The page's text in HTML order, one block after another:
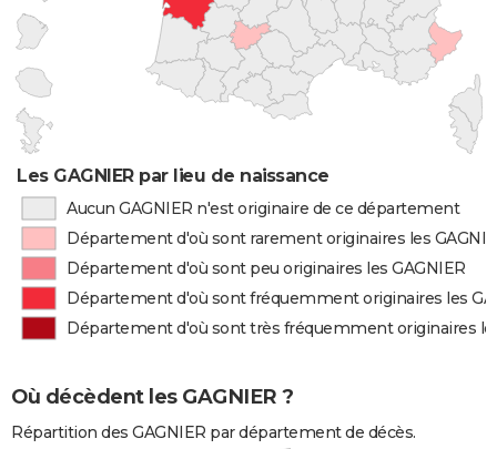
Les GAGNIER par lieu de naissance
Aucun GAGNIER n'est originaire de ce département
Département d'où sont rarement originaires les
Département d'où sont peu originaires les GAGNIER
Département d'où sont fréquemment originaires les
Département d'où sont très fréquemment originaires
Où décèdent les GAGNIER ?
Répartition des GAGNIER par département de décès.